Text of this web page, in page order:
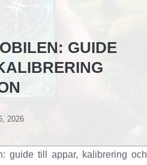
GUIDE
2026
guide till appar, kalibrering och